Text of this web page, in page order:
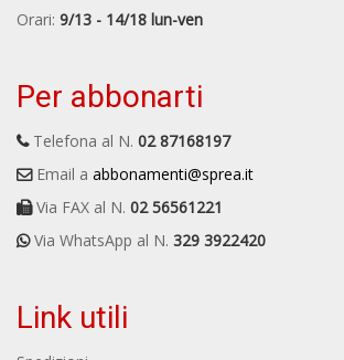
Orari: 9/13 - 14/18 lun-ven
Per abbonarti
Telefona al N. 02 87168197
Email a abbonamenti@sprea.it
Via FAX al N. 02 56561221
Via WhatsApp al N. 329 3922420
Link utili